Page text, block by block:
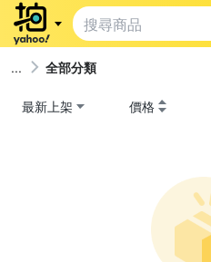
全部分類
最新上架 價格